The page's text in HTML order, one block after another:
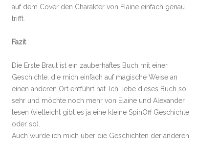
auf dem Cover den Charakter von Elaine einfach genau
trifft.
Fazit
Die Erste Braut ist ein zauberhaftes Buch mit einer
Geschichte, die mich einfach auf magische Weise an
einen anderen Ort entführt hat. Ich liebe dieses Buch so
sehr und möchte noch mehr von Elaine und Alexander
lesen (vielleicht gibt es ja eine kleine SpinOff Geschichte
oder so).
Auch würde ich mich über die Geschichten der anderen